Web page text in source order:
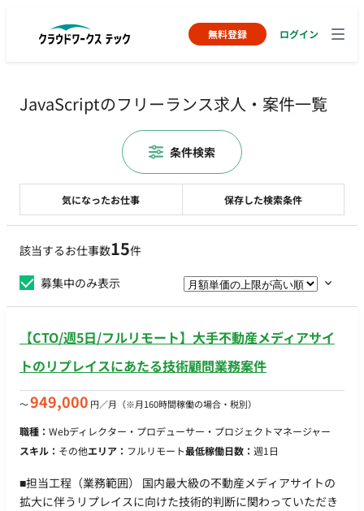
無料登録 ログイン
JavaScriptのフリーランス求人・案件一覧
該当するお仕事数15件
募集中のみ表示
【CTO/週5日/フルリモート】大手不動産メディアサイ
トのリプレイスにあたる技術顧問業務案件
〜949,000 円／月 （※月160時間稼働の場合・税別）
職種： Webディレクター・プロデューサー・プロジェクトマネージャー
スキル： その他エリア： フルリモート最低稼働日数： 週1日
■担当工程（業務範囲） 国内最大級の不動産メディアサイトの
拡大に伴うリプレイスに向けた技術的判断に関わっていただき
気になったお仕事 保存した検索条件
条件検索